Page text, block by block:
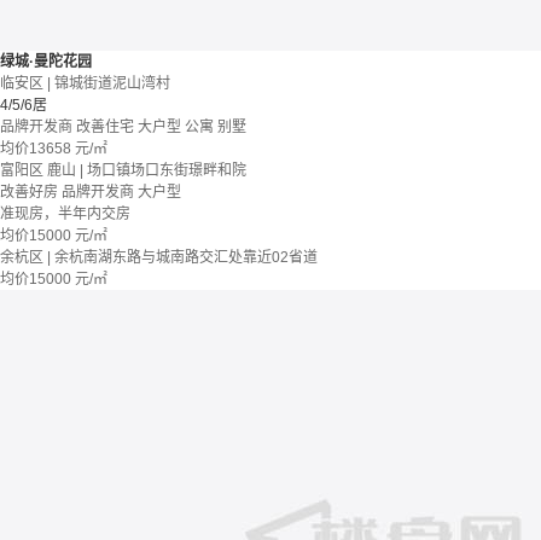
绿城·曼陀花园
临安区 | 锦城街道泥山湾村
4/5/6居
品牌开发商 改善住宅 大户型 公寓 别墅
均价13658 元/㎡
富阳区 鹿山 | 场口镇场口东街璟畔和院
改善好房 品牌开发商 大户型
准现房，半年内交房
均价15000 元/㎡
余杭区 | 余杭南湖东路与城南路交汇处靠近02省道
均价15000 元/㎡